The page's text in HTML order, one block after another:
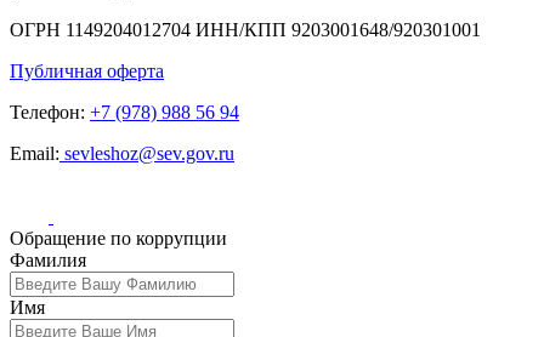
ОГРН 1149204012704 ИНН/КПП 9203001648/920301001
Публичная оферта
Телефон: +7 (978) 988 56 94
Email: sevleshoz@sev.gov.ru
Обращение по коррупции
Leave
this
field
blank
Фамилия
Имя